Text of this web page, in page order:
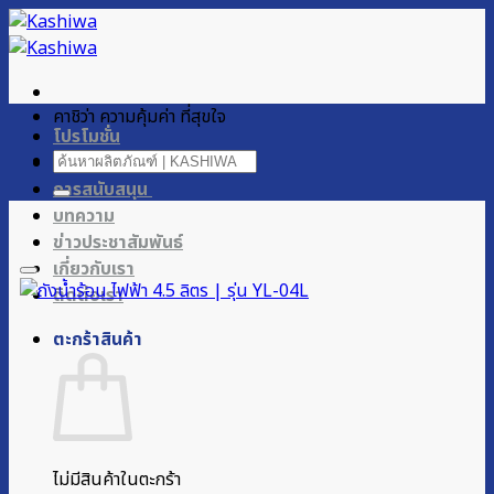
ข้าม
ไป
เนื้อหา
โปรโมชั่น
ผลิตภัณฑ์ของเรา
การสนับสนุน
บทความ
ข่าวประชาสัมพันธ์
เกี่ยวกับเรา
ติดต่อเรา
ตะกร้าสินค้า
ไม่มีสินค้าในตะกร้า
คาชิว่า ความคุ้มค่า ที่สุขใจ
ค้นหา: